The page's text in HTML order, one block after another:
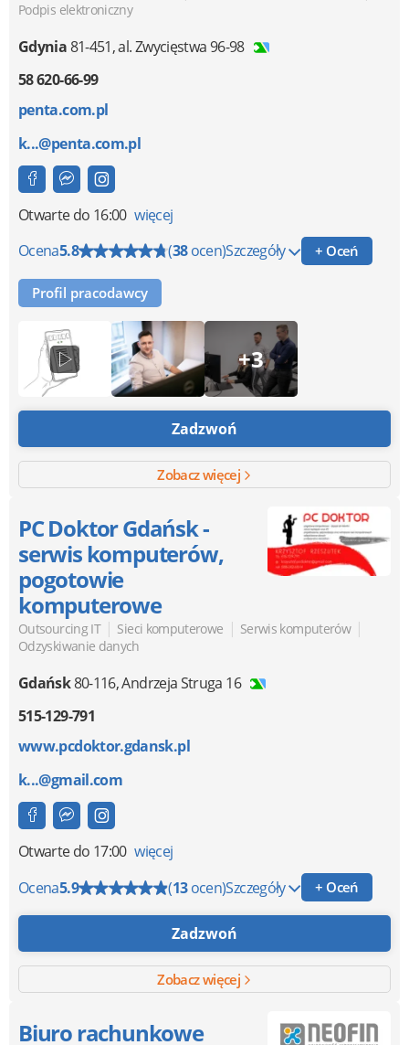
Podpis elektroniczny
Gdynia81-451,al. Zwycięstwa 96-98
58 620-66-99
penta.com.pl
k...@penta.com.pl
Otwartedo 16:00 więcej
Ocena5.8 (38ocen)Szczegóły + Oceń
Profil pracodawcy
+3
Zadzwoń
Zobacz więcej
PC Doktor Gdańsk -
serwis komputerów,
pogotowie
komputerowe
Outsourcing IT | Sieci komputerowe | Serwis komputerów |
Odzyskiwanie danych
Gdańsk80-116,Andrzeja Struga 16
515-129-791
www.pcdoktor.gdansk.pl
k...@gmail.com
Otwartedo 17:00 więcej
Ocena5.9 (13ocen)Szczegóły + Oceń
Zadzwoń
Zobacz więcej
Biuro rachunkowe